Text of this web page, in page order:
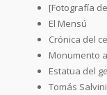
[Fotografía
El Mensú
Crónica del
Monumento
Estatua del
Tomás